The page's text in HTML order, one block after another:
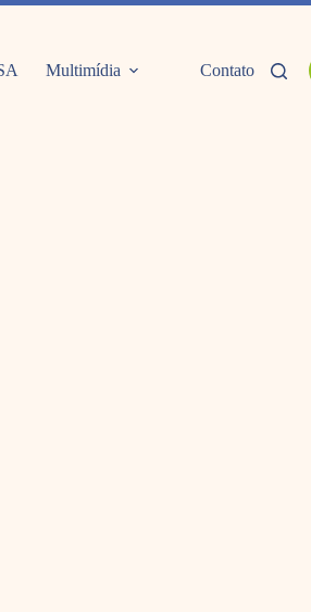
Multimídia Contato